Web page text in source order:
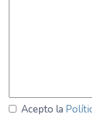
Acepto la